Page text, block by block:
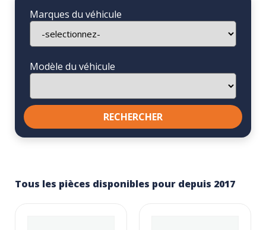
Marques du véhicule
Modèle du véhicule
Tous les pièces disponibles pour depuis 2017